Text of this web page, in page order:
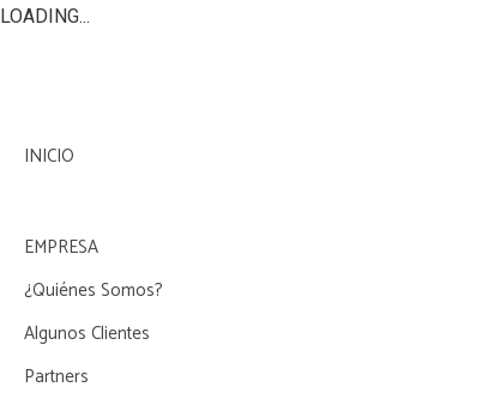
LOADING...
INICIO
EMPRESA
¿Quiénes Somos?
Algunos Clientes
Partners